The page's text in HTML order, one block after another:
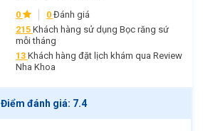
0
0 Đánh giá
215 Khách hàng sử dụng Bọc răng sứ
mỗi tháng
13 Khách hàng đặt lịch khám qua Review
Nha Khoa
Điểm đánh giá: 7.4